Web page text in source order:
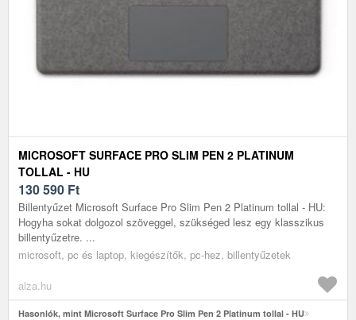
MICROSOFT SURFACE PRO SLIM PEN 2 PLATINUM
TOLLAL - HU
130 590 Ft
Billentyűzet Microsoft Surface Pro Slim Pen 2 Platinum tollal - HU:
Hogyha sokat dolgozol szöveggel, szükséged lesz egy klasszikus
billentyűzetre. ...
microsoft, pc és laptop, kiegészítők, pc-hez, billentyűzetek
alza.hu
Hasonlók, mint Microsoft Surface Pro Slim Pen 2 Platinum tollal - HU